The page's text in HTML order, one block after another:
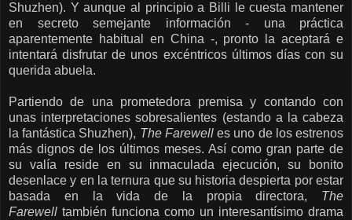
Shuzhen). Y aunque al principio a Billi le cuesta mantener
en secreto semejante información - una práctica
aparentemente habitual en China -, pronto la aceptará e
intentará disfrutar de unos excéntricos últimos días con su
querida abuela.
Partiendo de una prometedora premisa y contando con
unas interpretaciones sobresalientes (estando a la cabeza
la fantástica Shuzhen), The Farewelles uno de los estrenos
más dignos de los últimos meses. Así como gran parte de
su valía reside en su inmaculada ejecución, su bonito
desenlace y en la ternura que su historia despierta por estar
basada en la vida de la propia directora, The
Farewell también funciona como un interesantísimo drama